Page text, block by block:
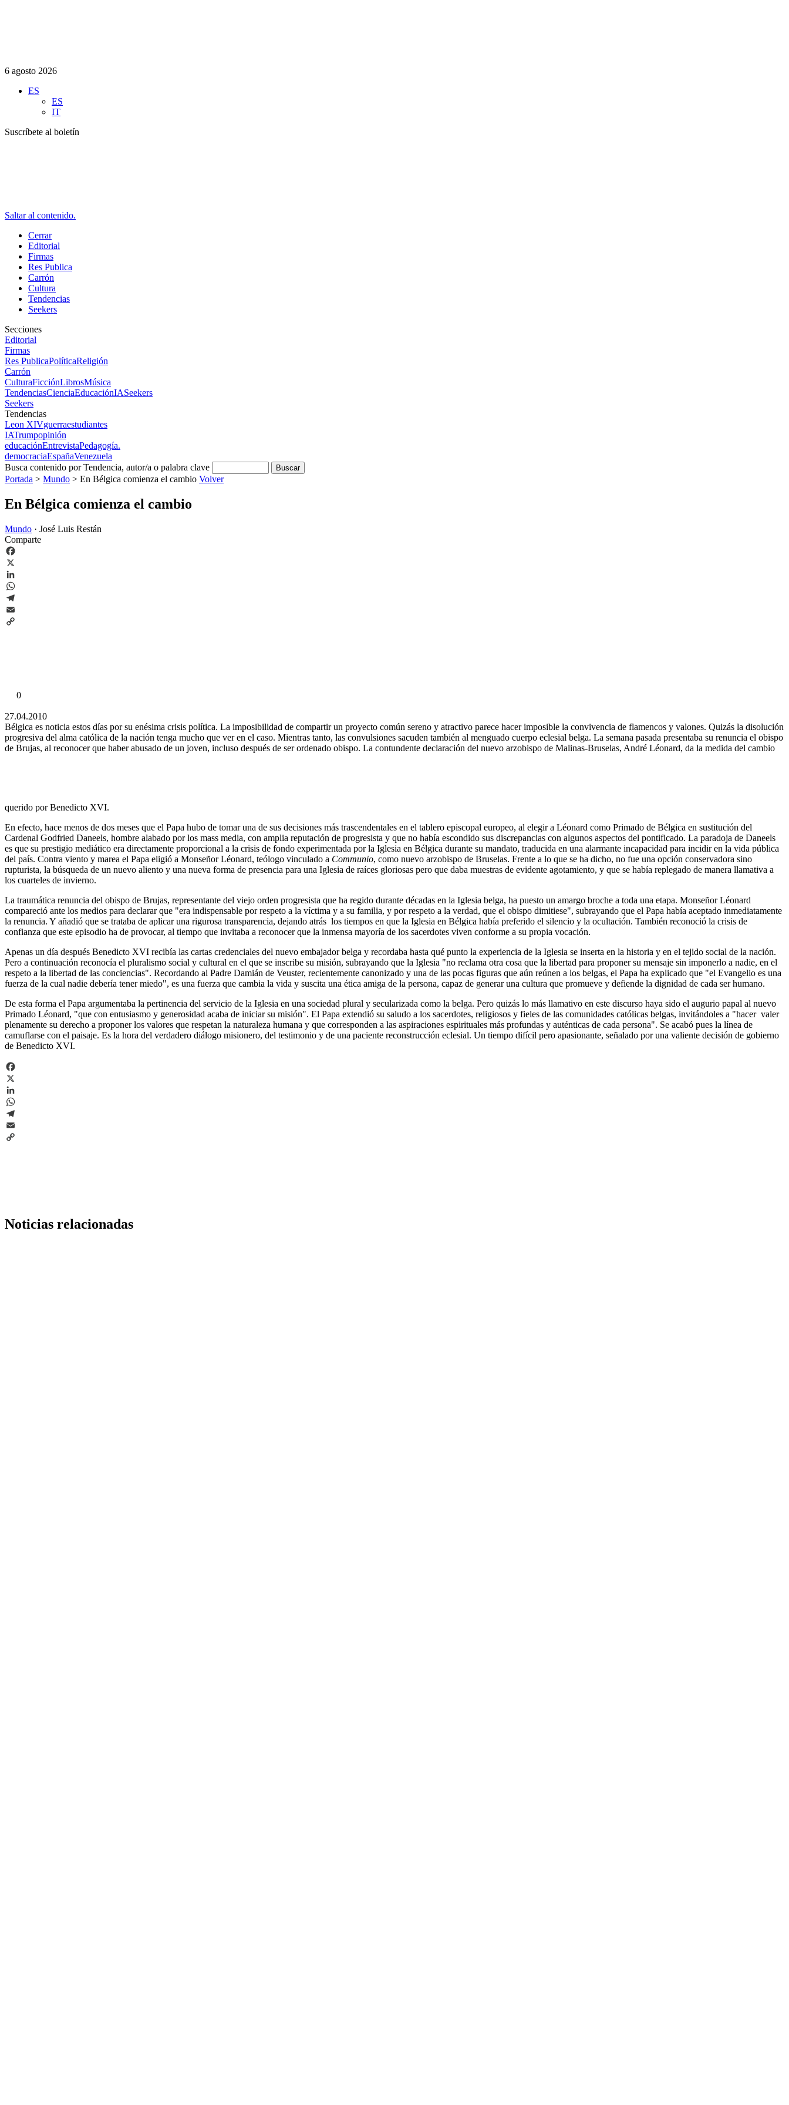
6 agosto 2026
ES
ES
IT
Suscríbete al boletín
Saltar al contenido.
Cerrar
Editorial
Firmas
Res Publica
Carrón
Cultura
Tendencias
Seekers
Secciones
Editorial
Firmas
Res PublicaPolíticaReligión
Carrón
CulturaFicciónLibrosMúsica
TendenciasCienciaEducaciónIASeekers
Seekers
Tendencias
Leon XIVguerraestudiantes
IATrumpopinión
educaciónEntrevistaPedagogía.
democraciaEspañaVenezuela
Busca contenido por Tendencia, autor/a o palabra clave
Portada > Mundo > En Bélgica comienza el cambio Volver
En Bélgica comienza el cambio
Mundo · José Luis Restán
Comparte
Facebook
X
LinkedIn
WhatsApp
Telegram
Email
0
27.04.2010
Bélgica es noticia estos días por su enésima crisis política. La imposibilidad de compartir un proyecto común sereno y atractivo parece hacer imposible la convivencia de flamencos y valones. Quizás la disolución
progresiva del alma católica de la nación tenga mucho que ver en el caso. Mientras tanto, las convulsiones sacuden también al menguado cuerpo eclesial belga. La semana pasada presentaba su renuncia el obispo
de Brujas, al reconocer que haber abusado de un joven, incluso después de ser ordenado obispo. La contundente declaración del nuevo arzobispo de Malinas-Bruselas, André Léonard, da la medida del cambio
querido por Benedicto XVI.
En efecto, hace menos de dos meses que el Papa hubo de tomar una de sus decisiones más trascendentales en el tablero episcopal europeo, al elegir a Léonard como Primado de Bélgica en sustitución del
Cardenal Godfried Daneels, hombre alabado por los mass media, con amplia reputación de progresista y que no había escondido sus discrepancias con algunos aspectos del pontificado. La paradoja de Daneels
es que su prestigio mediático era directamente proporcional a la crisis de fondo experimentada por la Iglesia en Bélgica durante su mandato, traducida en una alarmante incapacidad para incidir en la vida pública
del país. Contra viento y marea el Papa eligió a Monseñor Léonard, teólogo vinculado a Communio, como nuevo arzobispo de Bruselas. Frente a lo que se ha dicho, no fue una opción conservadora sino
rupturista, la búsqueda de un nuevo aliento y una nueva forma de presencia para una Iglesia de raíces gloriosas pero que daba muestras de evidente agotamiento, y que se había replegado de manera llamativa a
los cuarteles de invierno.
La traumática renuncia del obispo de Brujas, representante del viejo orden progresista que ha regido durante décadas en la Iglesia belga, ha puesto un amargo broche a toda una etapa. Monseñor Léonard
compareció ante los medios para declarar que "era indispensable por respeto a la víctima y a su familia, y por respeto a la verdad, que el obispo dimitiese", subrayando que el Papa había aceptado inmediatamente
la renuncia. Y añadió que se trataba de aplicar una rigurosa transparencia, dejando atrás los tiempos en que la Iglesia en Bélgica había preferido el silencio y la ocultación. También reconoció la crisis de
confianza que este episodio ha de provocar, al tiempo que invitaba a reconocer que la inmensa mayoría de los sacerdotes viven conforme a su propia vocación.
Apenas un día después Benedicto XVI recibía las cartas credenciales del nuevo embajador belga y recordaba hasta qué punto la experiencia de la Iglesia se inserta en la historia y en el tejido social de la nación.
Pero a continuación reconocía el pluralismo social y cultural en el que se inscribe su misión, subrayando que la Iglesia "no reclama otra cosa que la libertad para proponer su mensaje sin imponerlo a nadie, en el
respeto a la libertad de las conciencias". Recordando al Padre Damián de Veuster, recientemente canonizado y una de las pocas figuras que aún reúnen a los belgas, el Papa ha explicado que "el Evangelio es una
fuerza de la cual nadie debería tener miedo", es una fuerza que cambia la vida y suscita una ética amiga de la persona, capaz de generar una cultura que promueve y defiende la dignidad de cada ser humano.
De esta forma el Papa argumentaba la pertinencia del servicio de la Iglesia en una sociedad plural y secularizada como la belga. Pero quizás lo más llamativo en este discurso haya sido el augurio papal al nuevo
Primado Léonard, "que con entusiasmo y generosidad acaba de iniciar su misión". El Papa extendió su saludo a los sacerdotes, religiosos y fieles de las comunidades católicas belgas, invitándoles a "hacer valer
plenamente su derecho a proponer los valores que respetan la naturaleza humana y que corresponden a las aspiraciones espirituales más profundas y auténticas de cada persona". Se acabó pues la línea de
camuflarse con el paisaje. Es la hora del verdadero diálogo misionero, del testimonio y de una paciente reconstrucción eclesial. Un tiempo difícil pero apasionante, señalado por una valiente decisión de gobierno
de Benedicto XVI.
Facebook
X
LinkedIn
WhatsApp
Telegram
Email
Noticias relacionadas